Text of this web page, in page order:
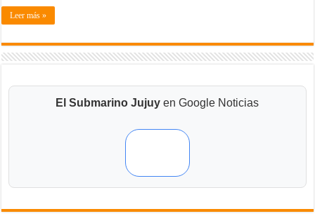
Leer más »
El Submarino Jujuy en Google Noticias